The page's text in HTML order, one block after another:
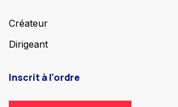
Créateur
Dirigeant
Inscrit à l'ordre